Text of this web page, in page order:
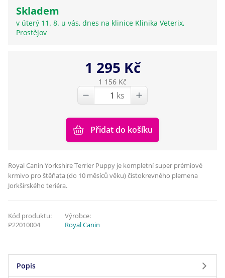
Skladem
v úterý 11. 8. u vás, dnes na klinice Klinika Veterix,
Prostějov
1 295 Kč
1 156 Kč
ks
Přidat do košíku
Royal Canin Yorkshire Terrier Puppy je kompletní super prémiové
krmivo pro štěňata (do 10 měsíců věku) čistokrevného plemena
Jorkširského teriéra.
Kód produktu:
P22010004
Výrobce:
Royal Canin
Popis